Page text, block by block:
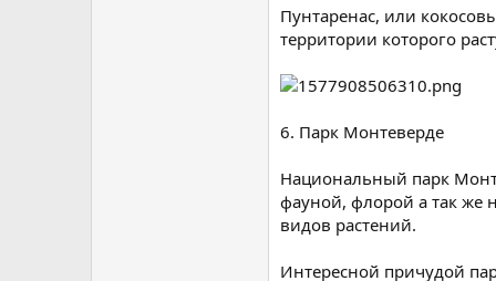
Пунтаренас, или
территории которого
6. Парк Монтеверде
Национальный парк
фауной, флорой а так же
видов растений.
Интересной причудой